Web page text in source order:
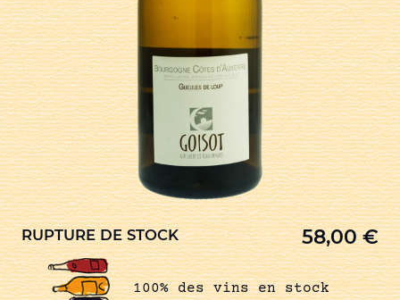
RUPTURE DE STOCK 58,00€
100% des vins en stock